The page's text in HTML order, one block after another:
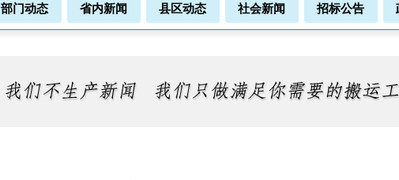
部门动态 省内新闻 县区动态 社会新闻 招标公告